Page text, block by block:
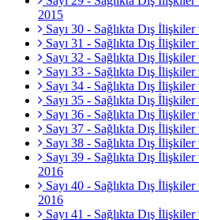
2015
Sayı 30 - Sağlıkta Dış
Sayı 31 - Sağlıkta Dış
Sayı 32 - Sağlıkta Dış
Sayı 33 - Sağlıkta Dış
Sayı 34 - Sağlıkta Dış
Sayı 35 - Sağlıkta Dış
Sayı 36 - Sağlıkta Dış
Sayı 37 - Sağlıkta Dış
Sayı 38 - Sağlıkta Dış
Sayı 39 - Sağlıkta Dış
2016
Sayı 40 - Sağlıkta Dış
2016
Sayı 41 - Sağlıkta Dış